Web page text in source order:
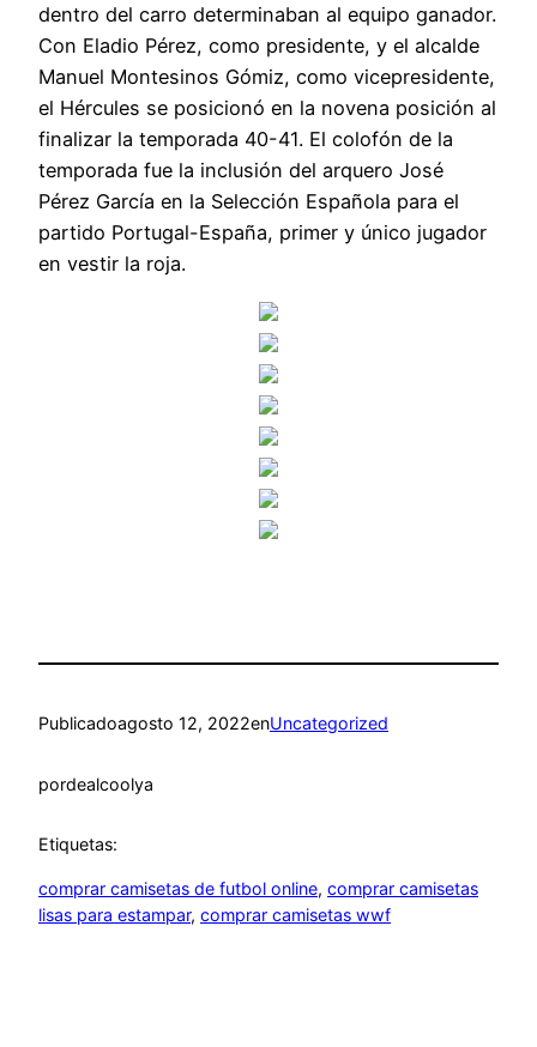
dentro del carro determinaban al equipo ganador.
Con Eladio Pérez, como presidente, y el alcalde
Manuel Montesinos Gómiz, como vicepresidente,
el Hércules se posicionó en la novena posición al
finalizar la temporada 40-41. El colofón de la
temporada fue la inclusión del arquero José
Pérez García en la Selección Española para el
partido Portugal-España, primer y único jugador
en vestir la roja.
Publicadoagosto 12, 2022enUncategorized
pordealcoolya
Etiquetas:
comprar camisetas de futbol online, comprar camisetas
lisas para estampar, comprar camisetas wwf